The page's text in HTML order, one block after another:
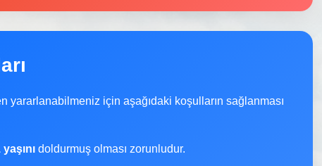
yararlanabilmeniz için aşağıdaki koşulların sağlanması
yaşını doldurmuş olması zorunludur.